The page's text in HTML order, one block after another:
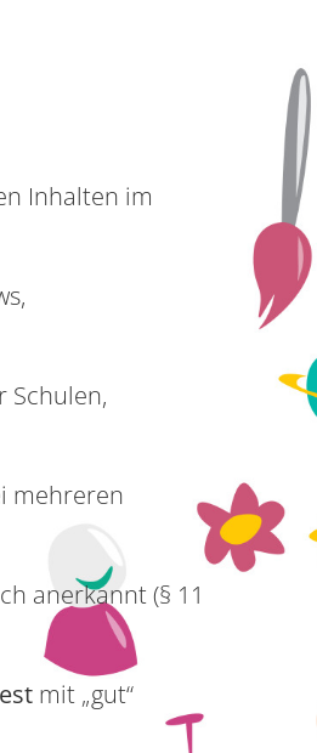
Inhalten im
Schulen,
mehreren
anerkannt (§ 11
mit „gut“